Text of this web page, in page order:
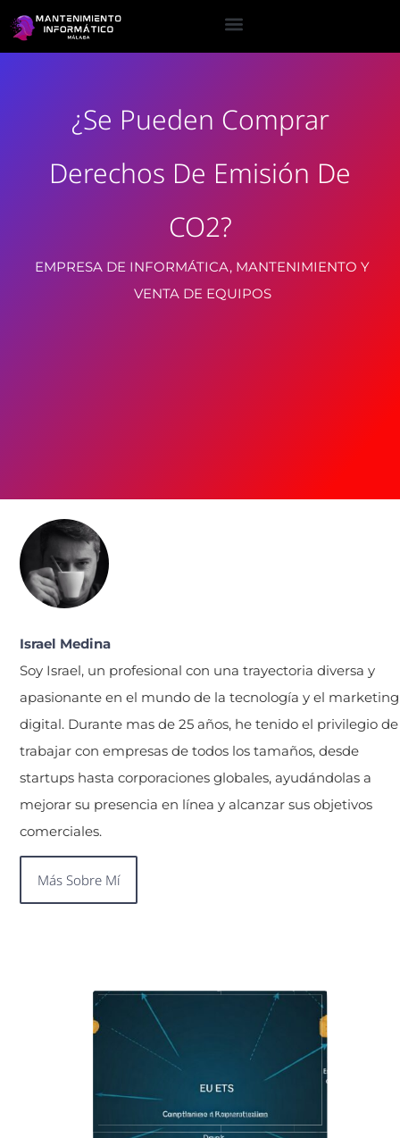
¿Se Pueden Comprar
Derechos De Emisión De
CO2?
EMPRESA DE INFORMÁTICA, MANTENIMIENTO Y
VENTA DE EQUIPOS
Israel Medina
Soy Israel, un profesional con una trayectoria diversa y
apasionante en el mundo de la tecnología y el marketing
digital. Durante mas de 25 años, he tenido el privilegio de
trabajar con empresas de todos los tamaños, desde
startups hasta corporaciones globales, ayudándolas a
mejorar su presencia en línea y alcanzar sus objetivos
comerciales.
Más Sobre Mí